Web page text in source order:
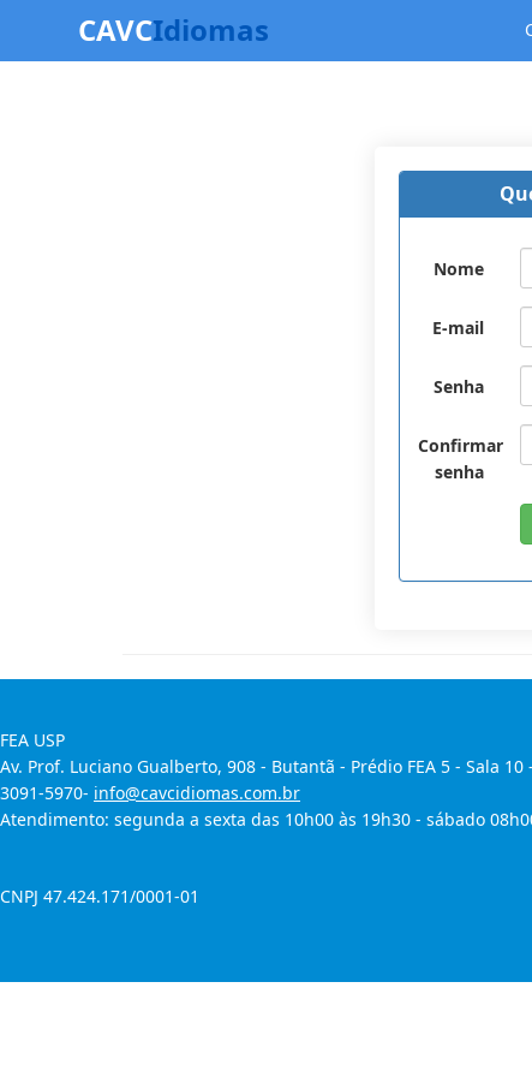
CAVCIdiomas
Nome
E-mail
Senha
Confirmar
senha
FEA USP
Av. Prof. Luciano Gualberto, 908 - Butantã - Prédio FEA 5 - Sala
3091-5970- info@cavcidiomas.com.br
Atendimento: segunda a sexta das 10h00 às 19h30 - sábado
CNPJ 47.424.171/0001-01